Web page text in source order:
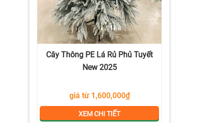
Cây Thông PE Lá Rủ Phủ Tuyết
New 2025
giá từ 1,600,000₫
XEM CHI TIẾT